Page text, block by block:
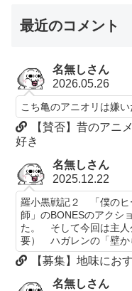
最近のコメント
名無しさん
2026.05.26
こち亀のアニオリは嫌い
【賛否】昔のアニ
好き
名無しさん
2025.12.22
羅小黒戦記２ 「僕のヒ
師」のBONESのアクシ
た。 そして今回は主人
要） ハガレンの「壁か
【募集】地味にお
名無しさん